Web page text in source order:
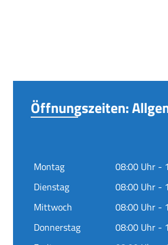
Öffnungszeiten:
Montag
08:00 Uhr -
Dienstag
08:00 Uhr -
Mittwoch
08:00 Uhr -
Donnerstag
08:00 Uhr -